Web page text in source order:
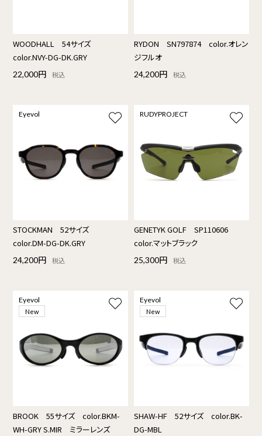
WOODHALL 54サイズ
color.NVY-DG-DK.GRY
22,000円 税込
RYDON SN797874 color.オレン
ジフルオ
24,200円 税込
Eyevol
STOCKMAN 52サイズ
color.DM-DG-DK.GRY
24,200円 税込
RUDYPROJECT
GENETYK GOLF SP110606
color.マットブラック
25,300円 税込
Eyevol
New
BROOK 55サイズ color.BKM-
WH-GRY S.MIR ミラーレンズ
Eyevol
New
SHAW-HF 52サイズ color.BK-
DG-MBL